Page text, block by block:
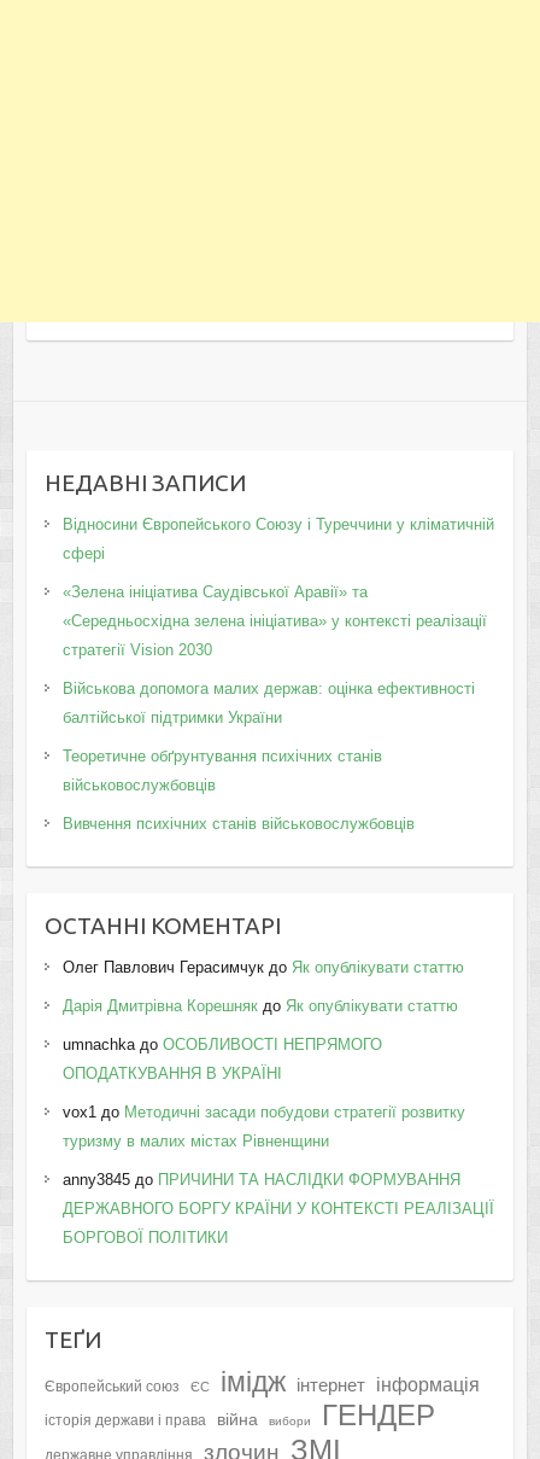
НЕДАВНІ ЗАПИСИ
Відносини Європейського Союзу і Туреччини у кліматичній
сфері
«Зелена ініціатива Саудівської Аравії» та
«Середньосхідна зелена ініціатива» у контексті реалізації
стратегії Vision 2030
Військова допомога малих держав: оцінка ефективності
балтійської підтримки України
Теоретичне обґрунтування психічних станів
військовослужбовців
Вивчення психічних станів військовослужбовців
ОСТАННІ КОМЕНТАРІ
Олег Павлович Герасимчукдо Як опублікувати статтю
Дарія Дмитрівна Корешнякдо Як опублікувати статтю
umnachkaдо ОСОБЛИВОСТІ НЕПРЯМОГО
ОПОДАТКУВАННЯ В УКРАЇНІ
vox1до Методичні засади побудови стратегії розвитку
туризму в малих містах Рівненщини
anny3845до ПРИЧИНИ ТА НАСЛІДКИ ФОРМУВАННЯ
ДЕРЖАВНОГО БОРГУ КРАЇНИ У КОНТЕКСТІ РЕАЛІЗАЦІЇ
БОРГОВОЇ ПОЛІТИКИ
ТЕҐИ
Європейський союз ЄС імідж інтернет інформація
історія держави і права війна вибори ГЕНДЕР
злочин ЗМІ